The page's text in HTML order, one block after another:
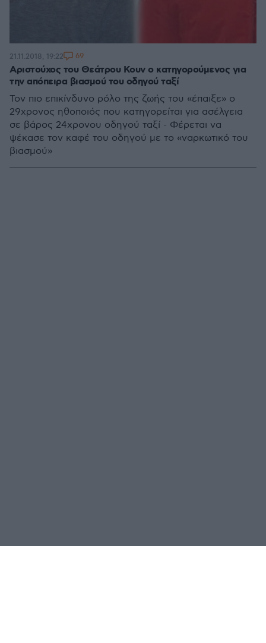
Αριστούχος του Θεάτρου Κουν ο κατηγορούμενος για
την απόπειρα βιασμού του οδηγού ταξί
Τον πιο επικίνδυνο ρόλο της ζωής του «έπαιξε» ο
29χρονος ηθοποιός που κατηγορείται για ασέλγεια
σε βάρος 24χρονου οδηγού ταξί - Φέρεται να
ψέκασε τον καφέ του οδηγού με το «ναρκωτικό του
βιασμού»
21.11.2018, 19:22 69